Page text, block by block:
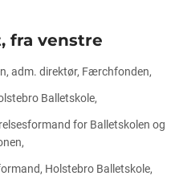
fra venstre
adm. direktør, Færchfonden,
Balletskole,
for Balletskolen og
Holstebro Balletskole,